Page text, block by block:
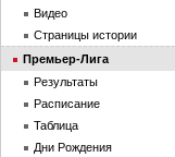
Видео
Страницы истории
Премьер-Лига
Результаты
Расписание
Таблица
Дни Рождения